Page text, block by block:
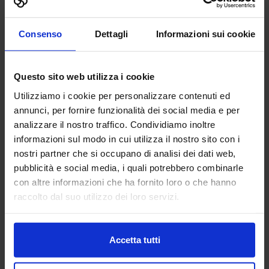
Consenso Dettagli Informazioni sui cookie
Questo sito web utilizza i cookie
Utilizziamo i cookie per personalizzare contenuti ed
annunci, per fornire funzionalità dei social media e per
analizzare il nostro traffico. Condividiamo inoltre
informazioni sul modo in cui utilizza il nostro sito con i
nostri partner che si occupano di analisi dei dati web,
pubblicità e social media, i quali potrebbero combinarle
con altre informazioni che ha fornito loro o che hanno
raccolto dal suo utilizzo dei loro servizi.
Accetta tutti
S.R.L.
SUBFORNITURA MECCANICA
Add to Favorites
View Details